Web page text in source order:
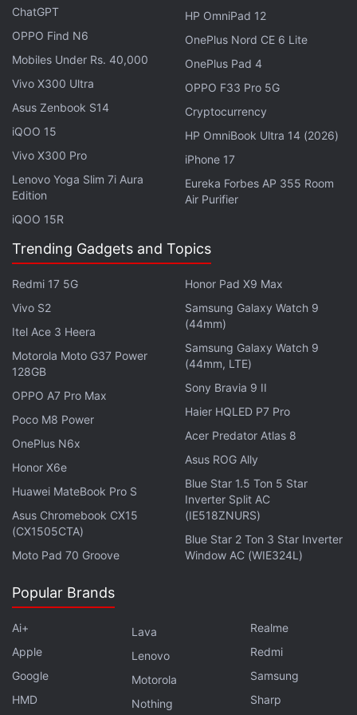
übernommen und ist für alle sichtbar, die das Profil
besuchen.
you can move posts around on your Instagram
grid starting this week. tap, drag and drop your
posts wherever you want 🪄
pic.twitter.com/HKqO5TValM
— Instagram (@instagram)
ausgelegt ist, Nutzern mehr Flexibilität bei der
Präsentation ihrer Inhalte zu geben. Bisher folgten
Profil-Grids weitgehend der chronologischen
Reihenfolge, wobei angeheftete Beiträge nur
begrenzte Flexibilität beim Hervorheben von
Inhalten boten.
Das Feature folgt auf eine lange Phase der
Nutzernachfrage nach zusätzlichen
Profilverwaltungsoptionen. Nutzer können das
Layout ihres Profils nun neu organisieren, ohne
bestehende Inhalte zu verändern, zu löschen oder
Das Update könnte sich als besonders nützlich für
Creator, Fotografen, Künstler, Marken und
Unternehmen erweisen, die Instagram als Portfolio-
oder Werbeplattform nutzen. Anstatt sich
ausschließlich auf die Reihenfolge der Beiträge zu
ChatGPT
OPPO Find N6
Mobiles Under Rs. 40,000
Vivo X300 Ultra
Asus Zenbook S14
iQOO 15
Vivo X300 Pro
Lenovo Yoga Slim 7i Aura
Edition
iQOO 15R
HP OmniPad 12
OnePlus Nord CE 6 Lite
OnePlus Pad 4
OPPO F33 Pro 5G
Cryptocurrency
HP OmniBook Ultra 14 (2026)
iPhone 17
Eureka Forbes AP 355 Room
Air Purifier
Trending Gadgets and Topics
Redmi 17 5G
Vivo S2
Itel Ace 3 Heera
Motorola Moto G37 Power
128GB
OPPO A7 Pro Max
Poco M8 Power
OnePlus N6x
Honor X6e
Huawei MateBook Pro S
Asus Chromebook CX15
(CX1505CTA)
Moto Pad 70 Groove
Honor Pad X9 Max
Samsung Galaxy Watch 9
(44mm)
Samsung Galaxy Watch 9
(44mm, LTE)
Sony Bravia 9 II
Haier HQLED P7 Pro
Acer Predator Atlas 8
Asus ROG Ally
Blue Star 1.5 Ton 5 Star
Inverter Split AC
(IE518ZNURS)
Blue Star 2 Ton 3 Star Inverter
Window AC (WIE324L)
Popular Brands
Ai+
Apple
Google
HMD
Lava
Lenovo
Motorola
Nothing
Realme
Redmi
Samsung
Sharp